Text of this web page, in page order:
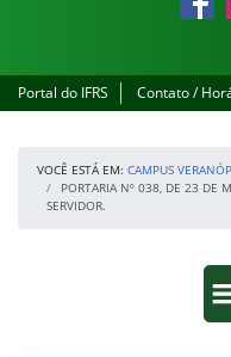
Portal do IFRS Contato /
VOCÊ ESTÁ EM: CAMPUS
PORTARIA Nº 038, DE 23 DE
SERVIDOR.